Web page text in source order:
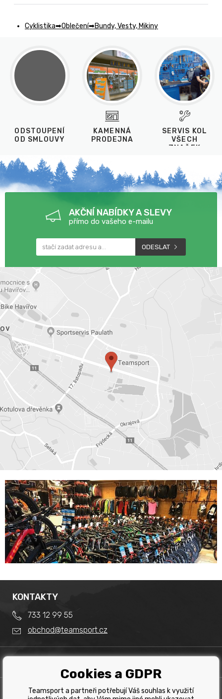
Cyklistika Oblečení Bundy, Vesty, Mikiny
ODSTOUPENÍ
OD SMLOUVY
KAMENNÁ
PRODEJNA
SERVIS KOL
VŠECH
ZNAČEK
AKČNÍ NABÍDKY A SLEVY
přímo do vašeho e-mailu
ODESLAT
Obchodní podmínky
Splátkový prodej
PRODEJNA
KONTAKTY
733 12 99 55
obchod@teamsport.cz
Cookies a GDPR
Teamsport a partneři potřebují Váš souhlas k využití